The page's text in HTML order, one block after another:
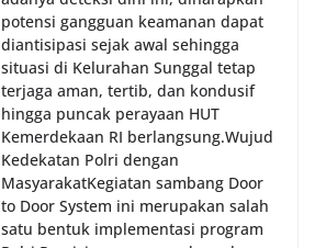
potensi gangguan keamanan dapat
diantisipasi sejak awal sehingga
situasi di Kelurahan Sunggal tetap
terjaga aman, tertib, dan kondusif
hingga puncak perayaan HUT
Kemerdekaan RI berlangsung.‎‎Wujud
Kedekatan Polri dengan
Masyarakat‎Kegiatan sambang Door
to Door System ini merupakan salah
satu bentuk implementasi program